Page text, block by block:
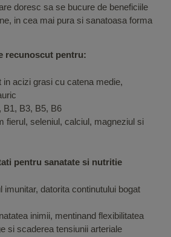
doresc sa se bucure de beneficiile
in cea mai pura si sanatoasa forma
recunoscut pentru:
in acizi grasi cu catena medie,
B1, B3, B5, B6
fierul, seleniul, calciul, magneziul si
pentru sanatate si nutritie
imunitar, datorita continutului bogat
inimii, mentinand flexibilitatea
si scaderea tensiunii arteriale